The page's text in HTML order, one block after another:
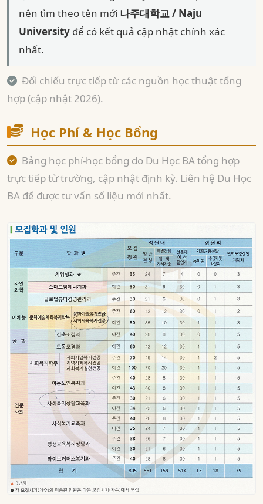
nên tìm theo tên mới 나주대학교 / Naju
University để có kết quả cập nhật chính xác
nhất.
Đối chiếu trực tiếp từ các nguồn học thuật tổng
hợp (cập nhật 2026).
Học Phí & Học Bổng
Bảng học phí-học bổng do Du Học BA tổng hợp
trực tiếp từ trường, cập nhật định kỳ. Liên hệ Du Học
BA để được tư vấn số liệu mới nhất.